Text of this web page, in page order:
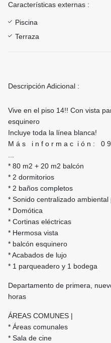
Características externas :
Piscina
Terraza
Descripción Adicional :
Vive en el piso 14!! Con vista
esquinero
Incluye toda la línea blanca!
M á s i n f o r m a c i ó n : 0 9
* 80 m2 + 20 m2 balcón
* 2 dormitorios
* 2 baños completos
* Sonido centralizado ambiental
* Domótica
* Cortinas eléctricas
* Hermosa vista
* balcón esquinero
* Acabados de lujo
* 1 parqueadero y 1 bodega
Departamento de primera,
horas
ÁREAS COMUNES |
* Áreas comunales
* Sala de cine